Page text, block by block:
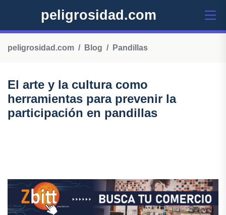
peligrosidad.com
peligrosidad.com Blog Pandillas
El arte y la cultura como
herramientas para prevenir la
participación en pandillas